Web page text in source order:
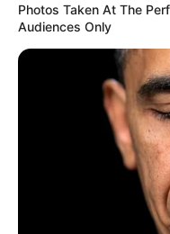
Photos Taken At The
Audiences Only